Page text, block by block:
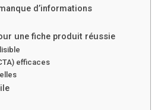
d’informations
une fiche produit réussie
efficaces